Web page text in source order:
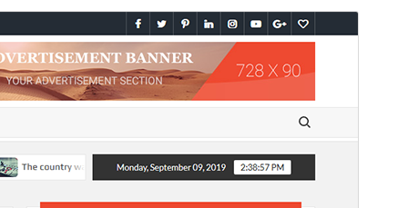
ಡೌನ್ಲೋಡ್ ಮಾಡಿ
ಆವೃತ್ತಿ
2.0.2
Last updated
ಜೂನ್ 4, 2025
Active installations
1,000+
6.7
Theme homepage